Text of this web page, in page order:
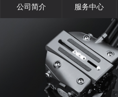
公司简介 服务中心